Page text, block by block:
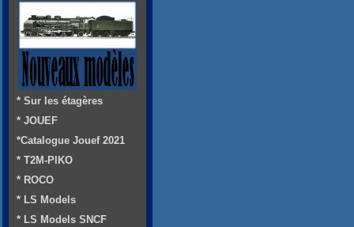
* Sur les étagères
* JOUEF
*Catalogue Jouef 2021
* T2M-PIKO
* ROCO
* LS Models
* LS Models SNCF